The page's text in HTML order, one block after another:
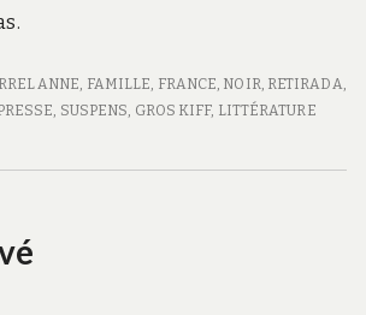
ANNE, FAMILLE, FRANCE, NOIR, RETIRADA,
, SUSPENS, GROS KIFF, LITTÉRATURE